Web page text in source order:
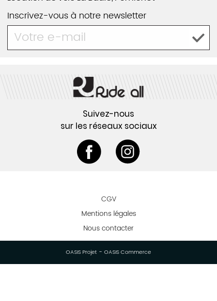
Inscrivez-vous à notre newsletter
Suivez-nous
sur les réseaux sociaux
CGV
Mentions légales
Nous contacter
OASIS Projet - OASIS Commerce